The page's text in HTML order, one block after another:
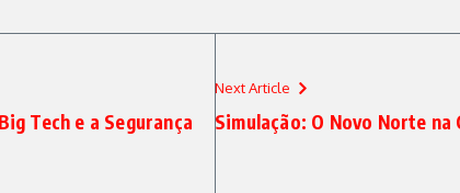
Tech e a Segurança
Next Article
Simulação: O Novo Norte